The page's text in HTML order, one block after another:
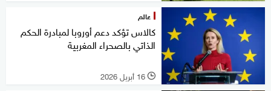
عالم
كالاس تؤكد دعم أوروبا لمبادرة الحكم
الذاتي بالصحراء المغربية
l 16 أبريل 2026